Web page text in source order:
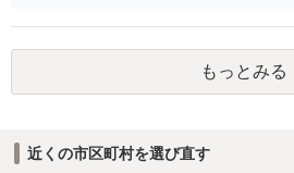
もっとみる
近くの市区町村を選び直す